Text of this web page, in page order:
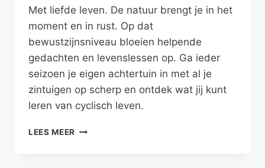
Met liefde leven. De natuur brengt je in het
moment en in rust. Op dat
bewustzijnsniveau bloeien helpende
gedachten en levenslessen op. Ga ieder
seizoen je eigen achtertuin in met al je
zintuigen op scherp en ontdek wat jij kunt
leren van cyclisch leven.
LEES MEER MET